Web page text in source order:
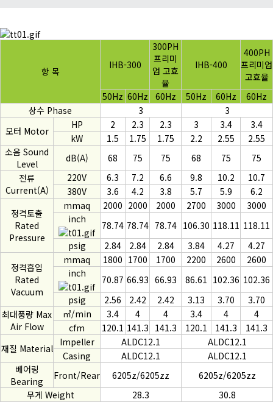
항 목
IHB-300
300PH
프리미
엄 고효
율
IHB-400
400PH
프리미엄
고효율
50Hz 60Hz 60Hz 50Hz 60Hz
60Hz
상수 Phase
3
3
모터 Motor
HP 2 2.3 2.3 3 3.4
3.4
kW
1.5 1.75 1.75 2.2 2.55
2.55
소음 Sound
Level
dB(A) 68 75 75 68 75
75
전류
Current(A)
220V 6.3 7.2 6.6 9.8 10.2
10.7
380V
3.6 4.2 3.8 5.7 5.9
6.2
정격토출
Rated
Pressure
mmaq 2000 2000 2000 2700 3000
3000
inch
78.74 78.74 78.74 106.30 118.11 118.11
psig
2.84 2.84 2.84 3.84 4.27
4.27
정격흡입
Rated
Vacuum
mmaq 1800 1700 1700 2200 2600
2600
inch
70.87 66.93 66.93 86.61 102.36 102.36
psig
2.56 2.42 2.42 3.13 3.70
3.70
최대풍량 Max
Air Flow
㎥/min 3.4 4 4 3.4 4
4
cfm
120.1 141.3 141.3 120.1 141.3
141.3
재질 Material
Impeller ALDC12.1
ALDC12.1
Casing
ALDC12.1
ALDC12.1
베어링
Bearing
Front/Rear 6205z/6205zz
6205z/6205zz
무게 Weight
28.3
30.8